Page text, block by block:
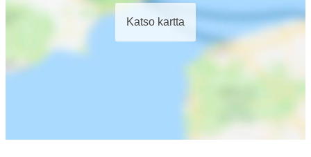
Katso kartta